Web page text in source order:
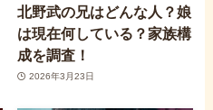
北野武の兄はどんな人？娘
は現在何している？家族構
成を調査！
2026年3月23日